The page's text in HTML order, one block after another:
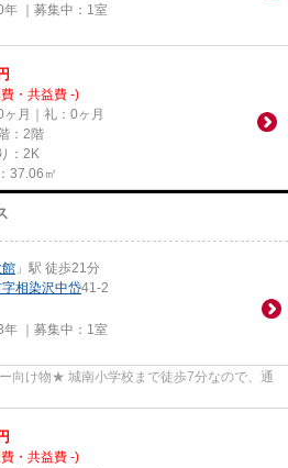
｜募集中： 1室
・共益費 -)
ヶ月｜礼：0ヶ月
：2階
：2K
37.06㎡
」駅 徒歩21分
字相染沢中岱41-2
｜募集中： 1室
向け物★ 城南小学校まで徒歩7分なので、通
・共益費 -)